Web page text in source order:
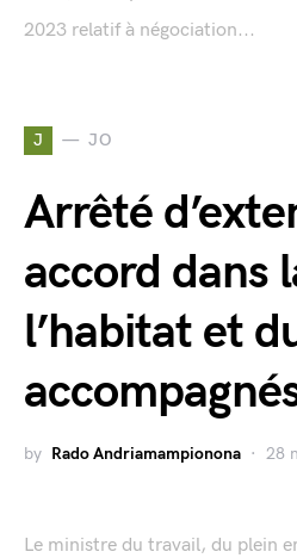
2023 relatif à négociation...
J JO
Arrêté
accord dans
l’habitat et
by Rado Andriamampionona 28
Le ministre du travail, du plein